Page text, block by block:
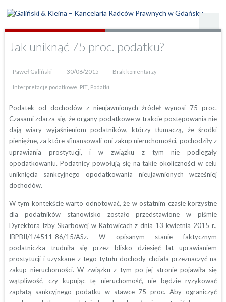
Jak uniknąć 75 proc. podatku?
Paweł Galiński 30/06/2015 Brak komentarzy
Interpretacje podatkowe, PIT, Podatki
Podatek od dochodów z nieujawnionych źródeł wynosi 75 proc.
Czasami zdarza się, że organy podatkowe w trakcie postępowania nie
dają wiary wyjaśnieniom podatników, którzy tłumaczą, że środki
pieniężne, za które sfinansowali oni zakup nieruchomości, pochodziły z
uprawiania prostytucji, i w związku z tym nie podlegały
opodatkowaniu. Podatnicy powołują się na takie okoliczności w celu
uniknięcia sankcyjnego opodatkowania nieujawnionych wcześniej
dochodów.
W tym kontekście warto odnotować, że w ostatnim czasie korzystne
dla podatników stanowisko zostało przedstawione w piśmie
Dyrektora Izby Skarbowej w Katowicach z dnia 13 kwietnia 2015 r.,
IBPBII/1/4511-86/15/ASz. W opisanym stanie faktycznym
podatniczka trudniła się przez blisko dziesięć lat uprawianiem
prostytucji i uzyskane z tego tytułu dochody chciała przeznaczyć na
zakup nieruchomości. W związku z tym po jej stronie pojawiła się
wątpliwość, czy kupując tę nieruchomość, nie będzie ryzykować
zapłatą sankcyjnego podatku w stawce 75 proc. Aby ograniczyć